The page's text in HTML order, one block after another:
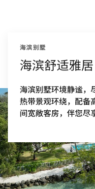
海滨别墅
海滨舒适雅居
海滨别墅环境静谧，
热带景观环绕，配备
间宽敞客房，伴您尽